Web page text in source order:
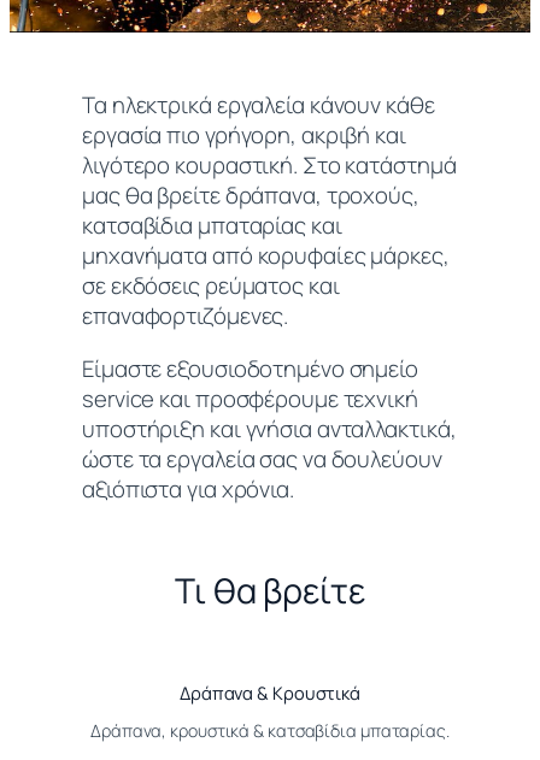
Τα ηλεκτρικά εργαλεία κάνουν κάθε
εργασία πιο γρήγορη, ακριβή και
λιγότερο κουραστική. Στο κατάστημά
μας θα βρείτε δράπανα, τροχούς,
κατσαβίδια μπαταρίας και
μηχανήματα από κορυφαίες μάρκες,
σε εκδόσεις ρεύματος και
επαναφορτιζόμενες.
Είμαστε εξουσιοδοτημένο σημείο
service και προσφέρουμε τεχνική
υποστήριξη και γνήσια ανταλλακτικά,
ώστε τα εργαλεία σας να δουλεύουν
αξιόπιστα για χρόνια.
Τι θα βρείτε
Δράπανα & Κρουστικά
Δράπανα, κρουστικά & κατσαβίδια μπαταρίας.